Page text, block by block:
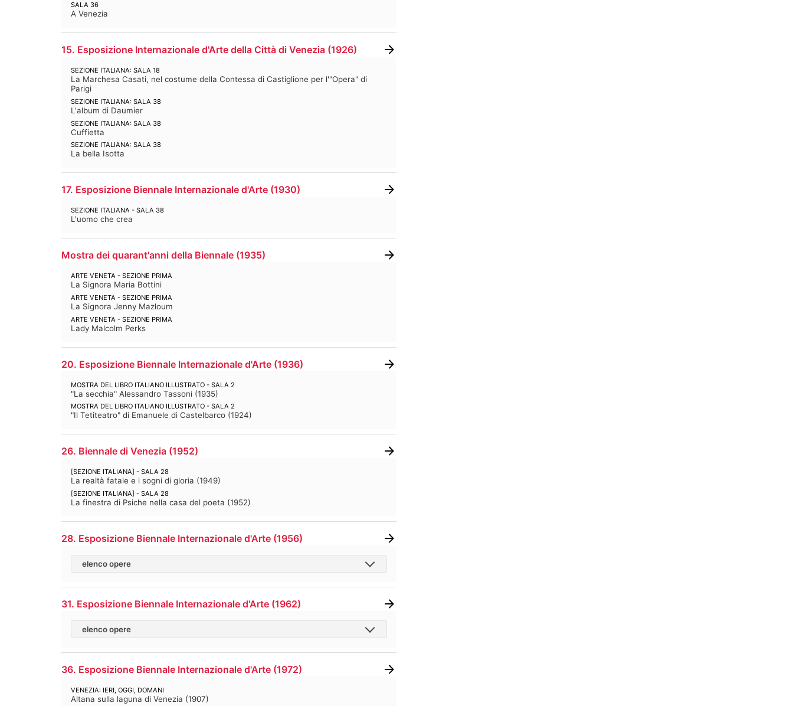
SALA 36
A Venezia
15. Esposizione Internazionale d'Arte della Città di Venezia (1926)
SEZIONE ITALIANA: SALA 18
La Marchesa Casati, nel costume della Contessa di Castiglione per l'"Opera" di
Parigi
SEZIONE ITALIANA: SALA 38
L'album di Daumier
SEZIONE ITALIANA: SALA 38
Cuffietta
SEZIONE ITALIANA: SALA 38
La bella Isotta
17. Esposizione Biennale Internazionale d'Arte (1930)
SEZIONE ITALIANA - SALA 38
L'uomo che crea
Mostra dei quarant'anni della Biennale (1935)
ARTE VENETA - SEZIONE PRIMA
La Signora Maria Bottini
ARTE VENETA - SEZIONE PRIMA
La Signora Jenny Mazloum
ARTE VENETA - SEZIONE PRIMA
Lady Malcolm Perks
20. Esposizione Biennale Internazionale d'Arte (1936)
MOSTRA DEL LIBRO ITALIANO ILLUSTRATO - SALA 2
"La secchia" Alessandro Tassoni (1935)
MOSTRA DEL LIBRO ITALIANO ILLUSTRATO - SALA 2
"Il Tetiteatro" di Emanuele di Castelbarco (1924)
26. Biennale di Venezia (1952)
[SEZIONE ITALIANA] - SALA 28
La realtà fatale e i sogni di gloria (1949)
[SEZIONE ITALIANA] - SALA 28
La finestra di Psiche nella casa del poeta (1952)
28. Esposizione Biennale Internazionale d'Arte (1956)
elenco opere
31. Esposizione Biennale Internazionale d'Arte (1962)
elenco opere
36. Esposizione Biennale Internazionale d'Arte (1972)
VENEZIA: IERI, OGGI, DOMANI
Altana sulla laguna di Venezia (1907)